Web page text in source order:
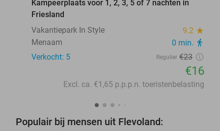
Kampeerplaats voor 1, 2, 3, 5 of 7 nachten in
Friesland
Vakantiepark In Style
9.2 star
Menaam 0 min. directions_walk
Verkocht: 5 Regulier €23
€16
Excl. ca. €1,65 p.p.p.n. toeristenbelasting
Populair bij mensen uit Flevoland: